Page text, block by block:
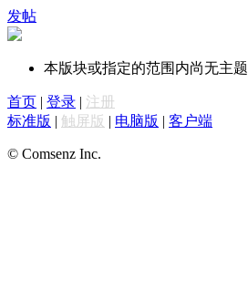
发帖
本版块或指定的范围内尚无主题
首页 | 登录 | 注册
标准版 | 触屏版 | 电脑版 | 客户端
© Comsenz Inc.